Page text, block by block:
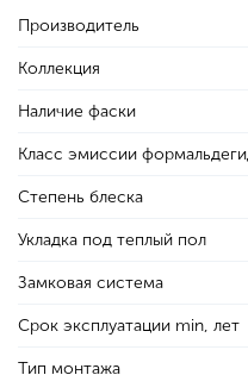
Производитель
Коллекция
Наличие фаски
Класс эмиссии
Степень блеска
Укладка под теплый пол
Замковая система
Срок эксплуатации min, лет
Тип монтажа